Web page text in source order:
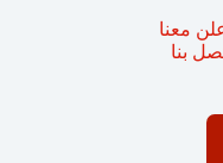
معنا
بنا